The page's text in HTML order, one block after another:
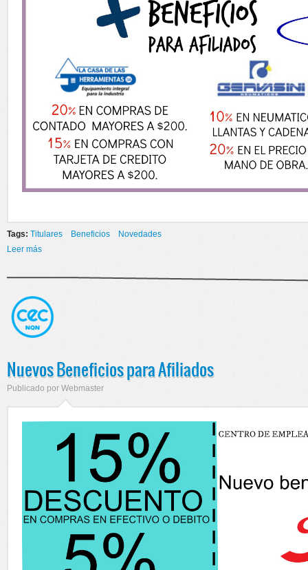
Tags: Titulares Beneficios
Novedades
Leer más
Nuevos Beneficios para Afiliados
Publicado por Webmaster